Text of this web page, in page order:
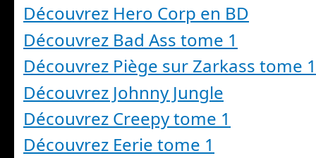
Découvrez Hero Corp en BD
Découvrez Bad Ass tome 1
Découvrez Piège sur Zarkass tome 1
Découvrez Johnny Jungle
Découvrez Creepy tome 1
Découvrez Eerie tome 1